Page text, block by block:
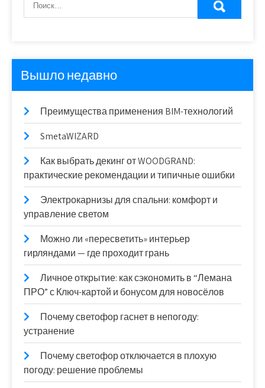
Вышло недавно
Преимущества применения BIM-технологий
SmetaWIZARD
Как выбрать декинг от WOODGRAND:
практические рекомендации и типичные ошибки
Электрокарнизы для спальни: комфорт и
управление светом
Можно ли «пересветить» интерьер
гирляндами — где проходит грань
Личное открытие: как сэкономить в “Лемана
ПРО” с Ключ-картой и бонусом для новосёлов
Почему светофор гаснет в непогоду:
устранение
Почему светофор отключается в плохую
погоду: решение проблемы